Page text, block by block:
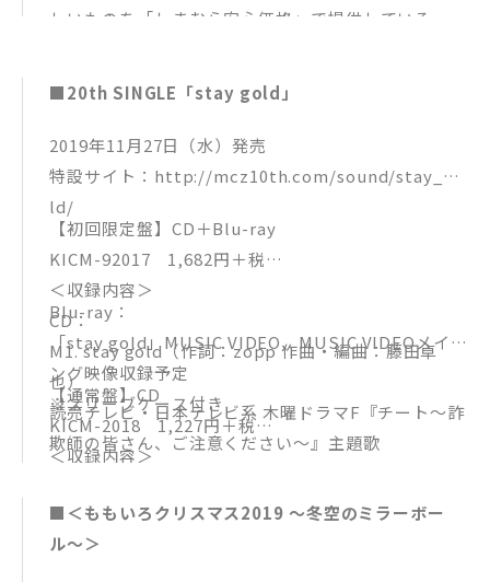
しいものを「しまむら安心価格」で提供している。
■20th SINGLE「stay gold」
2019年11月27日（水）発売
特設サイト：http://mcz10th.com/sound/stay_go
ld/
【初回限定盤】CD＋Blu-ray
KICM-92017 1,682円＋税
＜収録内容＞
CD：
M1. stay gold（作詞：zopp 作曲・編曲：藤田卓
也）
読売テレビ・日本テレビ系 木曜ドラマF『チート～詐
欺師の皆さん、ご注意ください～』主題歌
EY/大久保友裕）
＜ももいろクリスマス2019〜冬空のミラーボール〜
Blu-ray：
「stay gold」MUSIC VIDEO、MUSIC VIDEOメイキ
ング映像収録予定
※スリーブケース付き
【通常盤】CD
KICM-2018 1,227円＋税
＜収録内容＞
M1「stay gold」（作詞：zopp 作曲・編曲：藤田卓
也）
■＜ももいろクリスマス2019 〜冬空のミラーボー
ル〜＞